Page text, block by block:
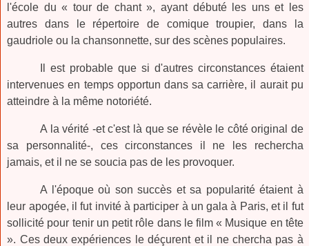
l'école du « tour de chant », ayant débuté les uns et les
autres dans le répertoire de comique troupier, dans la
gaudriole ou la chansonnette, sur des scènes populaires.
Il est probable que si d'autres circonstances étaient
intervenues en temps opportun dans sa carrière, il aurait pu
atteindre à la même notoriété.
A la vérité -et c'est là que se révèle le côté original de
sa personnalité-, ces circonstances il ne les rechercha
jamais, et il ne se soucia pas de les provoquer.
A l'époque où son succès et sa popularité étaient à
leur apogée, il fut invité à participer à un gala à Paris, et il fut
sollicité pour tenir un petit rôle dans le film « Musique en tête
». Ces deux expériences le déçurent et il ne chercha pas à